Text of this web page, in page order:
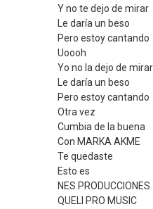
Y no te dejo de mirar
Le daría un beso
Pero estoy cantando
Uoooh
Yo no la dejo de mirar
Le daría un beso
Pero estoy cantando
Otra vez
Cumbia de la buena
Con MARKA AKME
Te quedaste
Esto es
NES PRODUCCIONES
QUELI PRO MUSIC